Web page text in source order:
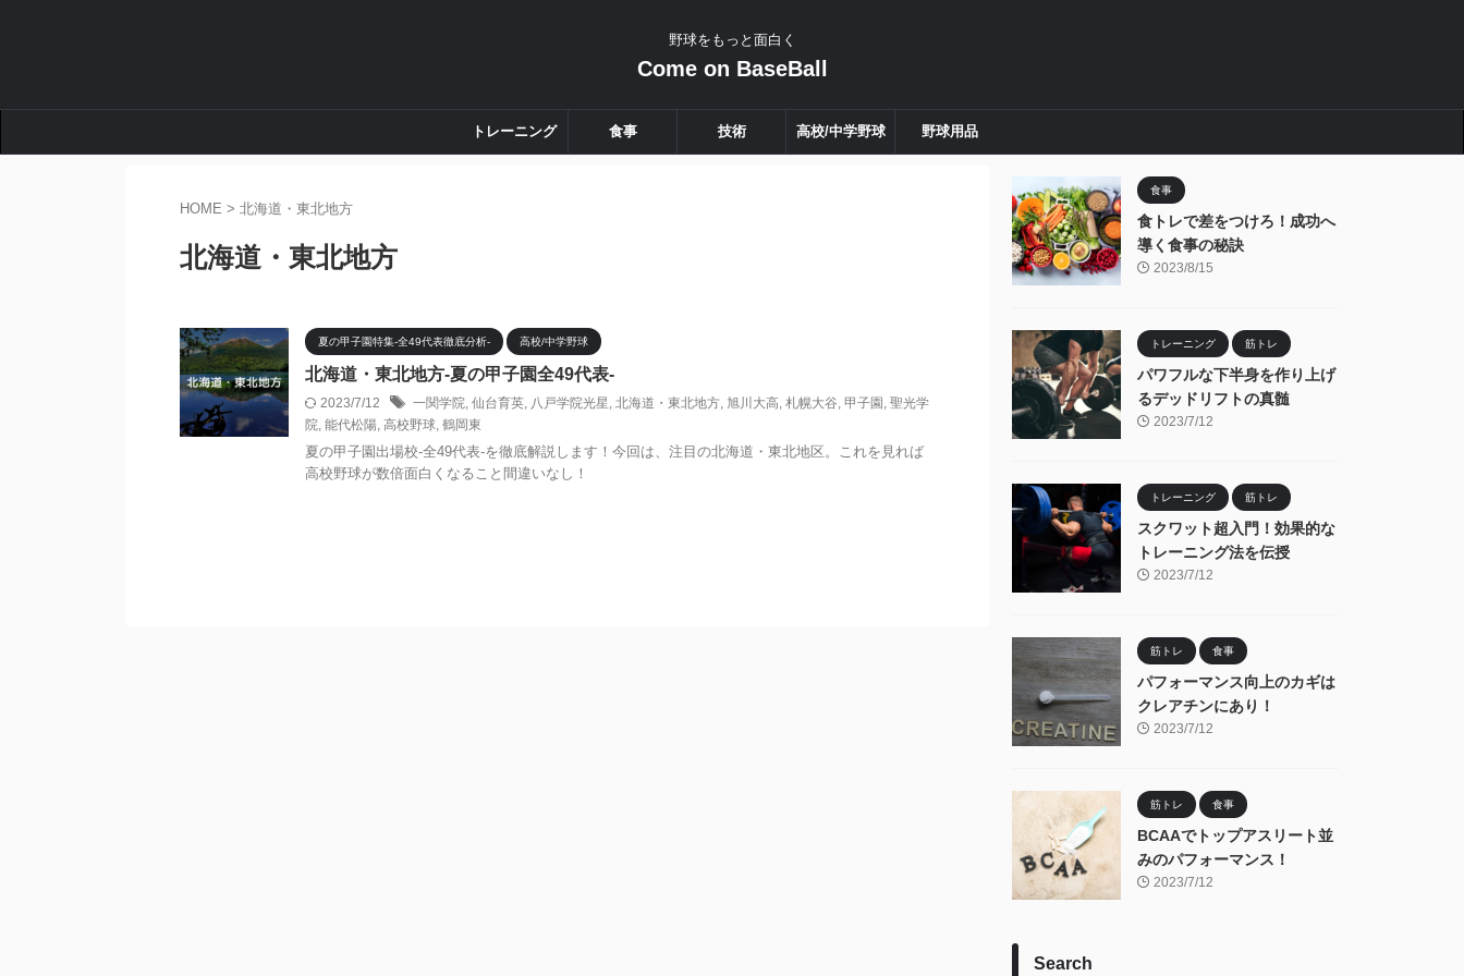
野球をもっと面白く
Come on BaseBall
トレーニング 食事 技術 高校/中学野球 野球用品
HOME > 北海道・東北地方
北海道・東北地方
夏の甲子園特集-全49代表徹底分析- 高校/中学野球
北海道・東北地方-夏の甲子園全49代表-
2023/7/12 一関学院, 仙台育英, 八戸学院光星, 北海道・東北地方, 旭川大高, 札幌大谷, 甲子園 , 聖光学
院, 能代松陽, 高校野球, 鶴岡東
夏の甲子園出場校-全49代表-を徹底解説します！今回は、注目の北海道・東北地区。これを見れば
高校野球が数倍面白くなること間違いなし！
食事
食トレで差をつけろ！成功へ
導く食事の秘訣
2023/8/15
トレーニング 筋トレ
パワフルな下半身を作り上げ
るデッドリフトの真髄
2023/7/12
トレーニング 筋トレ
スクワット超入門！効果的な
トレーニング法を伝授
2023/7/12
筋トレ 食事
パフォーマンス向上のカギは
クレアチンにあり！
2023/7/12
筋トレ 食事
BCAAでトップアスリート並
みのパフォーマンス！
2023/7/12
Search